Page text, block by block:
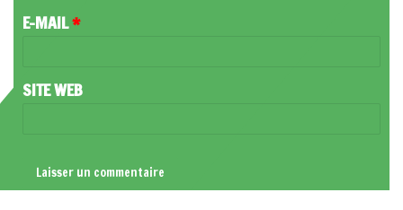
R
E-MAIL*
SITE WEB